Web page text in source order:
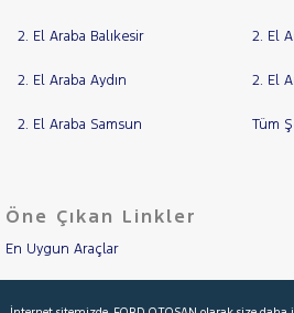
2. El Araba Balıkesir 2. El
2. El Araba Aydın 2. El
2. El Araba Samsun Tüm
Öne Çıkan Linkler
En Uygun Araçlar